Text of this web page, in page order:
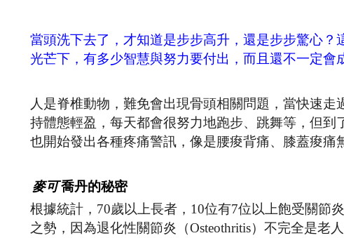
當頭洗下去了，才知道是步步高升，還是步步驚心
光芒下，有多少智慧與努力要付出，而且還不一定
人是脊椎動物，難免會出現骨頭相關問題，當快速
持體態輕盈，每天都會很努力地跑步、跳舞等，但
也開始發出各種疼痛警訊，像是腰痠背痛、膝蓋痠痛
麥可喬丹的秘密
根據統計，70歲以上長者，10位有7位以上飽受關節
之勢，因為退化性關節炎（Osteothritis）不完全是